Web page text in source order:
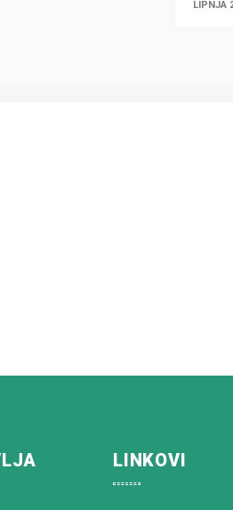
LIPNJA
LINKOVI